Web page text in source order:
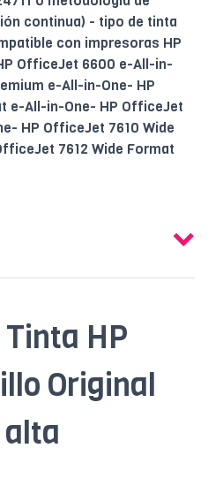
continua) - tipo de tinta
con impresoras HP
OfficeJet 6600 e-All-in-
e-All-in-One- HP
e-All-in-One- HP OfficeJet
HP OfficeJet 7610 Wide
7612 Wide Format
HP
Original
alta